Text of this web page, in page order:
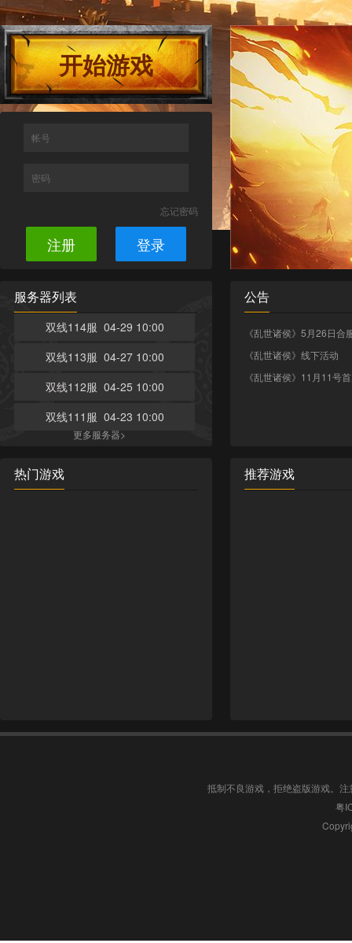
开始游戏
帐号
密码
忘记密码
注册 登录
服务器列表
双线114服 04-29 10:00
双线113服 04-27 10:00
双线112服 04-25 10:00
双线111服 04-23 10:00
更多服务器>
热门游戏
公告
《乱世诸侯》5月26日合
《乱世诸侯》线下活动
《乱世诸侯》11月11号
推荐游戏
抵制不良游戏，拒绝盗版游戏。
粤